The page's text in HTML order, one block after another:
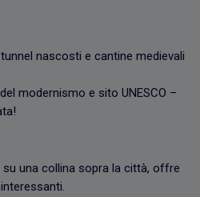
nascosti e cantine medievali
modernismo e sito UNESCO –
una collina sopra la città, offre